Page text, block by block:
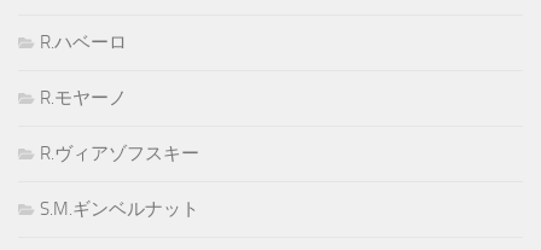
R.ハベーロ
R.モヤーノ
R.ヴィアゾフスキー
S.M.ギンベルナット